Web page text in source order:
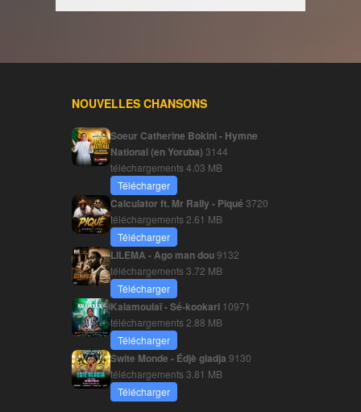
NOUVELLES CHANSONS
Soeur Catherine Bokini - Hymne
National (en Yoruba) 3144
téléchargements4.03 MB
Télécharger
Calculator ft. Mr Rally - Piqué 3720
téléchargements 2.61 MB
Télécharger
LILEMA - Ago man dou9132
téléchargements3.72 MB
Télécharger
Kalamoulaï - Sé-kookari 10971
téléchargements 2.88 MB
Télécharger
Swite Monde - Édjè gladja 9130
téléchargements3.81 MB
Télécharger